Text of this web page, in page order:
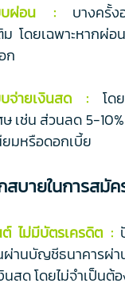
บผ่อน :บางครั้งอ
ม โดยเฉพาะหากผ่
ก
จ่ายเงินสด : โด
เช่น ส่วนลด 5-
มหรือดอกเบี้ย
สบายในการสมัค
ไม่มีบัตรเครดิต :
นผ่านบัญชีธนาคาร
สด โดยไม่จำเป็นต้